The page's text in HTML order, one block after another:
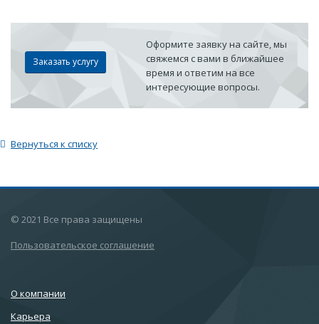
Заказать услугу
Оформите заявку на сайте, мы
свяжемся с вами в ближайшее
время и ответим на все
интересующие вопросы.
Вернуться к списку
© 2021 Все права защищены
Пользовательское соглашение
О компании
Карьера